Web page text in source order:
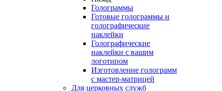
Голограммы
Готовые голограммы и
голографические
наклейки
Голографические
наклейки с вашим
логотипом
Изготовление голограмм
с мастер-матрицей
Для церковных служб